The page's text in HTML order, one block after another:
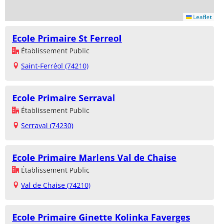
Leaflet
Ecole Primaire St Ferreol
Établissement Public
Saint-Ferréol (74210)
Ecole Primaire Serraval
Établissement Public
Serraval (74230)
Ecole Primaire Marlens Val de Chaise
Établissement Public
Val de Chaise (74210)
Ecole Primaire Ginette Kolinka Faverges